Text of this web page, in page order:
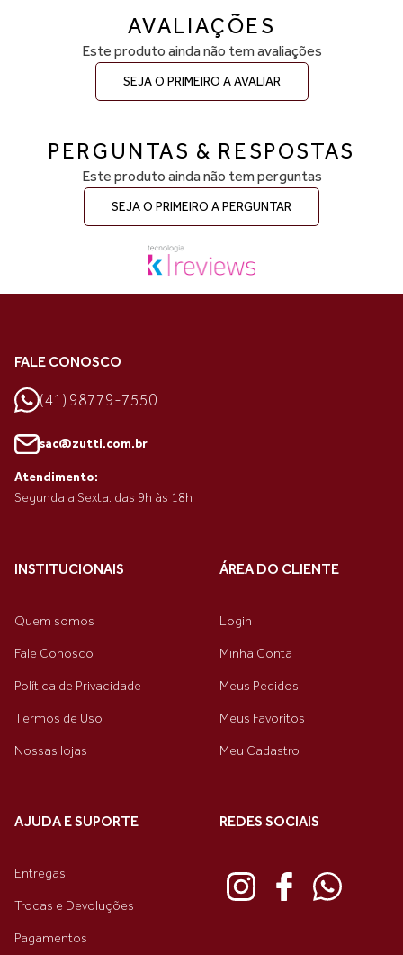
AVALIAÇÕES
Este produto ainda não tem avaliações
SEJA O PRIMEIRO A AVALIAR
PERGUNTAS & RESPOSTAS
Este produto ainda não tem perguntas
SEJA O PRIMEIRO A PERGUNTAR
FALE CONOSCO
(41) 98779-7550
sac@zutti.com.br
Atendimento:
Segunda a Sexta. das 9h às 18h
INSTITUCIONAIS
Quem somos
Fale Conosco
Política de Privacidade
Termos de Uso
Nossas lojas
ÁREA DO CLIENTE
Login
Minha Conta
Meus Pedidos
Meus Favoritos
Meu Cadastro
AJUDA E SUPORTE
Entregas
Trocas e Devoluções
Pagamentos
REDES SOCIAIS